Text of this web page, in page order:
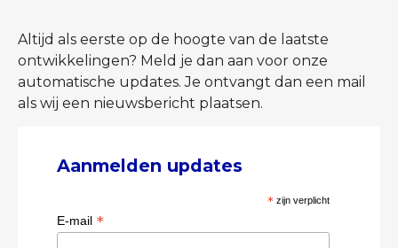
Altijd als eerste op de hoogte van de laatste
ontwikkelingen? Meld je dan aan voor onze
automatische updates. Je ontvangt dan een mail
als wij een nieuwsbericht plaatsen.
Aanmelden updates
* zijn verplicht
E-mail *